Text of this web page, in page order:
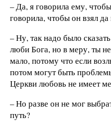
– Да, я говорила ему,
говорила, чтобы он взял
– Ну, так надо было
люби Бога, но в меру, ты
мало, потому что если
потом могут быть
Церкви любовь не имеет
– Но разве он не мог
путь?